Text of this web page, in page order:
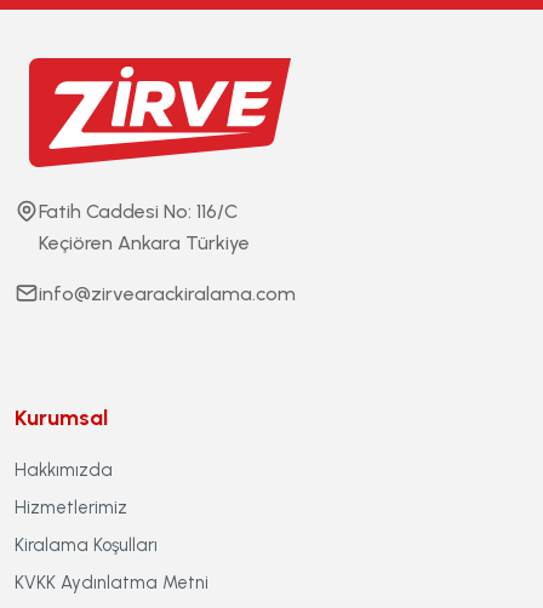
Fatih Caddesi No: 116/C
Keçiören Ankara Türkiye
info@zirvearackiralama.com
Kurumsal
Hakkımızda
Hizmetlerimiz
Kiralama Koşulları
KVKK Aydınlatma Metni